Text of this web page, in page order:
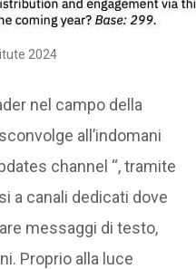
2024
nel campo della
all’indomani
channel “, tramite
a canali dedicati dove
messaggi di testo,
Proprio alla luce